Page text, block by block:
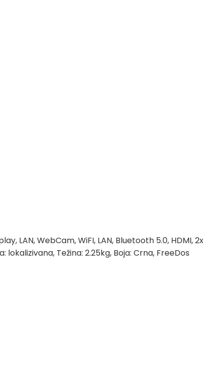
LAN, WebCam, WiFI, LAN, Bluetooth 5.0, HDMI, 2x
Težina: 2.25kg, Boja: Crna, FreeDos